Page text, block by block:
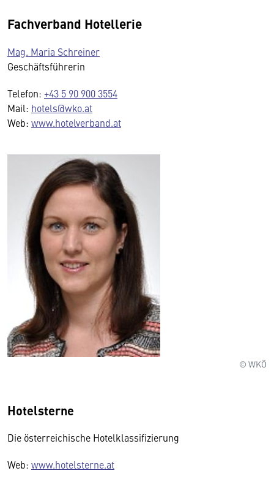
Fachverband Hotellerie
Mag. Maria Schreiner
Geschäftsführerin
Telefon: +43 5 90 900 3554
Mail: hotels@wko.at
Web: www.hotelverband.at
© WKÖ
Hotelsterne
Die österreichische Hotelklassifizierung
Web: www.hotelsterne.at